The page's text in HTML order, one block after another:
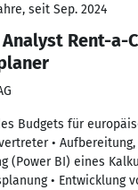
seit Sep. 2024
Rent-a-
Budgets für
•
(Power BI) eines
• Entwicklung